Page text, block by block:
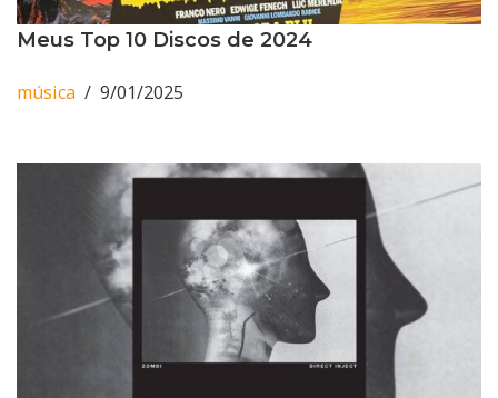
Meus Top 10 Discos de 2024
música 9/01/2025